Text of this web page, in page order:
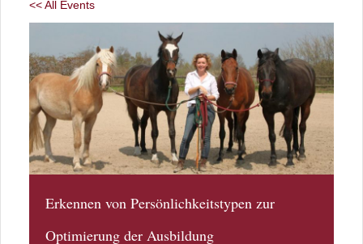
<< All Events
Erkennen von Persönlichkeitstypen zur
Optimierung der Ausbildung